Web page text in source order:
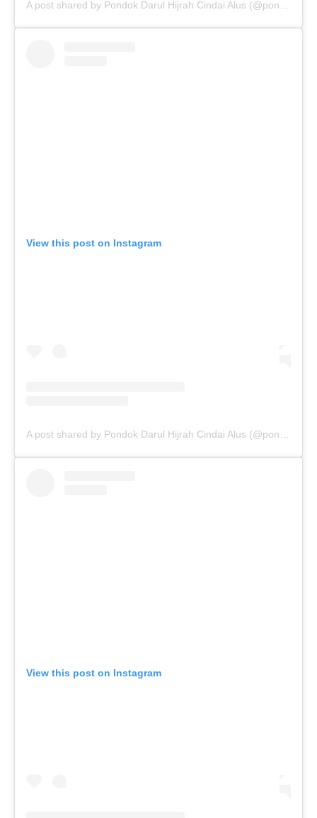
View this post on Instagram
A post shared by Pondok Darul Hijrah Cindai Alus (@pondokdarulhijrahmartapura)
View this post on Instagram